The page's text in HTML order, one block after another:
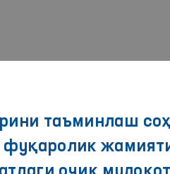
таъминлаш
фуқаролик